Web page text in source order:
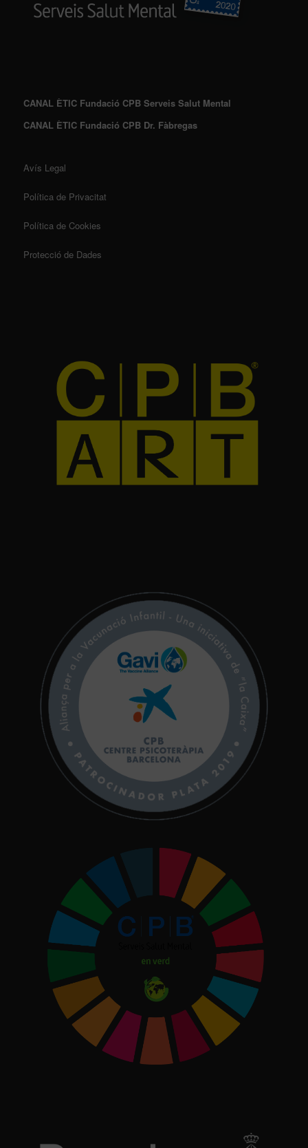
CANAL ÈTIC Fundació CPB Serveis Salut Mental
CANAL ÈTIC Fundació CPB Dr. Fàbregas
Avís Legal
Política de Privacitat
Política de Cookies
Protecció de Dades